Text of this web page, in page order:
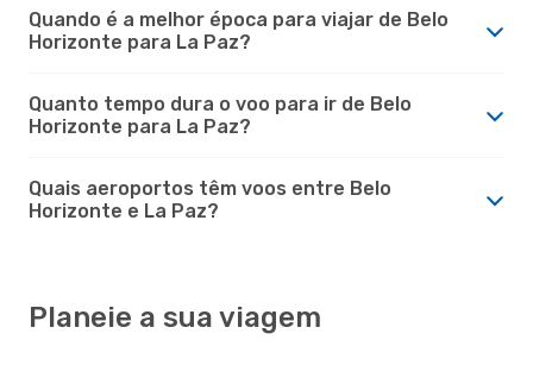
Quando é a melhor época para viajar de Belo
Horizonte para La Paz?
Quanto tempo dura o voo para ir de Belo
Horizonte para La Paz?
Quais aeroportos têm voos entre Belo
Horizonte e La Paz?
Planeie a sua viagem